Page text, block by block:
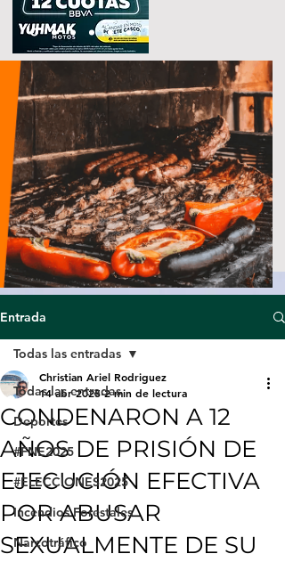
Entrada
Todas las entradas
Deportes
#FNE2025
#ELECCIONES2025
Incendios Forestales
Narcotráfico
Todas las entradas
CONDENARON A 12
AÑOS DE PRISIÓN DE
EJECUCIÓN EFECTIVA
POR ABUSAR
SEXUALMENTE DE SU
Christian Ariel Rodriguez
14 abr 2025 2 min de lectura